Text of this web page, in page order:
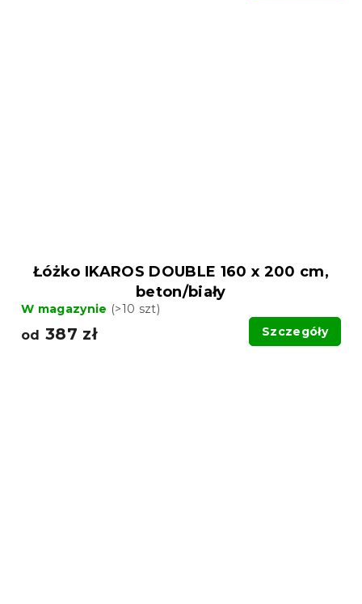
Łóżko IKAROS DOUBLE 160 x 200 cm,
beton/biały
W magazynie (>10 szt)
od 387 zł Szczegóły